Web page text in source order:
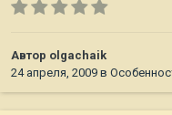
Автор olgachaik
24 апреля, 2009 в